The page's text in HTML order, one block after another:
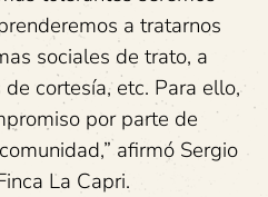
a tratarnos
sociales de trato, a
cortesía, etc. Para ello,
por parte de
afirmó Sergio
La Capri.